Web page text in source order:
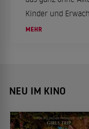
Kinder und
himmlisch lecker.
MEHR
NEU IM KINO